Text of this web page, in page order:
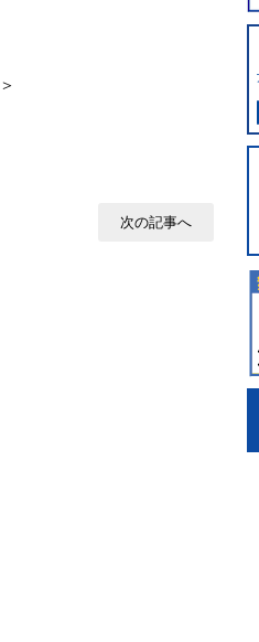
次の記事へ